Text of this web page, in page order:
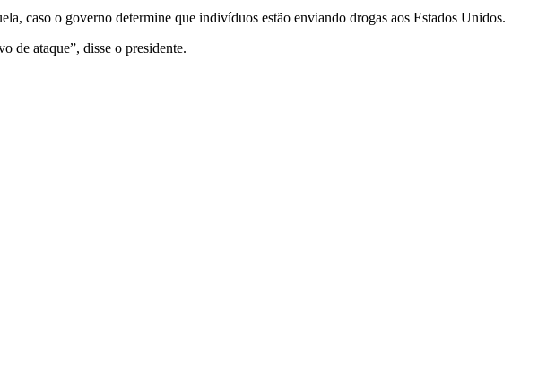
caso o governo determine que indivíduos estão enviando drogas aos Estados Unidos.
de ataque”, disse o presidente.